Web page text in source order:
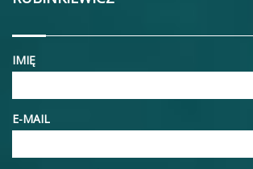
IMIĘ
E-MAIL